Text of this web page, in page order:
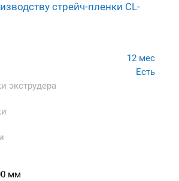
стрейч-пленки CL-
12 мес
Есть
экструдера
мм